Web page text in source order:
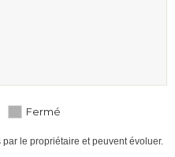
Fermé
le propriétaire et peuvent évoluer.